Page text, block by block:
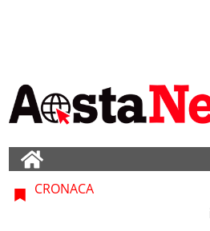
CRONACA